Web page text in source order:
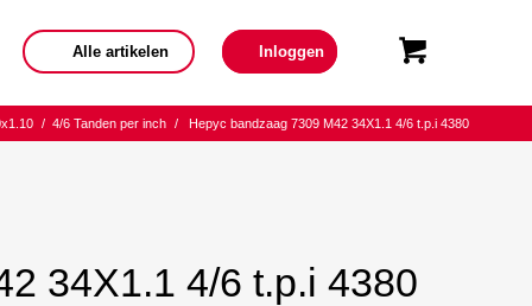
Alle artikelen Inloggen
/ 4/6 Tanden per inch / Hepyc bandzaag 7309 M42 34X1.1 4/6 t.p.i 4380
34X1.1 4/6 t.p.i 4380